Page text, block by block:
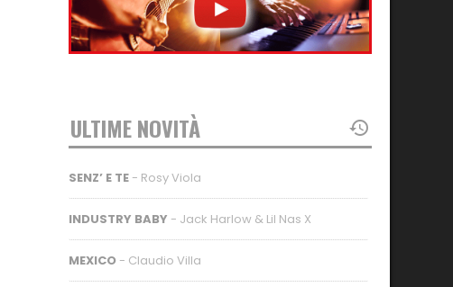
ULTIME NOVITÀ
SENZ’ E TE - Rosy Viola
INDUSTRY BABY - Jack Harlow & Lil Nas X
MEXICO - Claudio Villa